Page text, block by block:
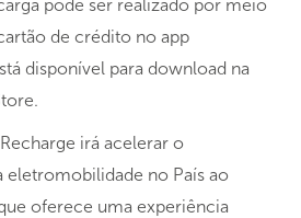
pode ser realizado por meio
de crédito no app
disponível para download na
irá acelerar o
eletromobilidade no País ao
oferece uma experiência